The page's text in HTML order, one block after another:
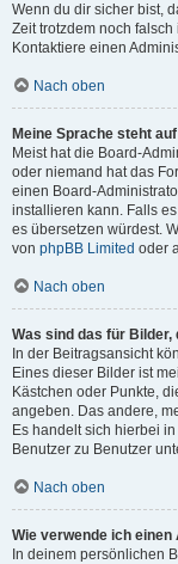
Wenn du dir sicher bist,
Zeit trotzdem noch
Kontaktiere einen
Nach oben
Meine Sprache steht
Meist hat die Board-
oder niemand hat das
einen Board-
installieren kann. Falls
es übersetzen würdest.
von phpBB Limited oder
Nach oben
Was sind das für
In der Beitragsansicht
Eines dieser Bilder ist
Kästchen oder Punkte,
angeben. Das andere,
Es handelt sich hierbei
Benutzer zu Benutzer
Nach oben
Wie verwende ich einen
In deinem persönlichen